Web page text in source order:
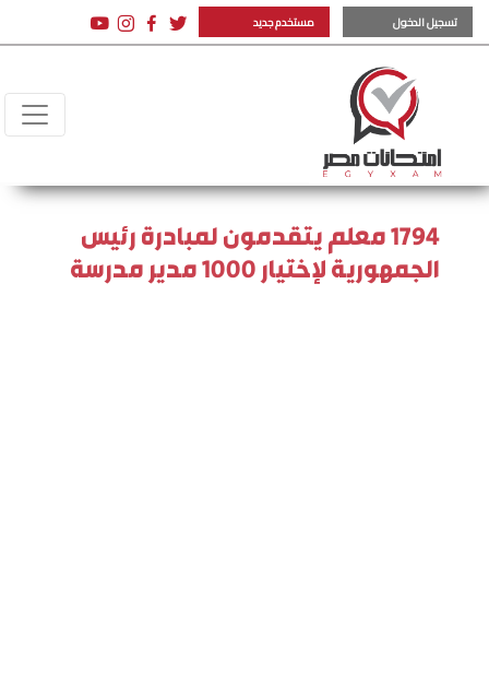
تسجيل الدخول مستخدم جديد
1794 معلم يتقدمون لمبادرة رئيس
الجمهورية لإختيار 1000 مدير مدرسة